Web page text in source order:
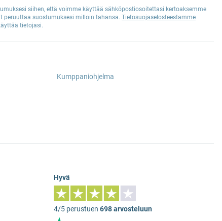
siihen, että voimme käyttää sähköpostiosoitettasi kertoaksemme
suostumuksesi milloin tahansa. Tietosuojaselosteestamme
tietojasi.
Kumppaniohjelma
Hyvä
4/5 perustuen 698 arvosteluun